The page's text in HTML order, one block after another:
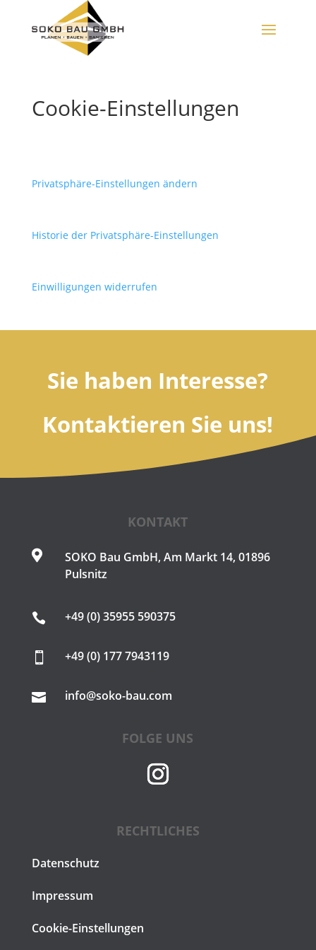
Cookie-Einstellungen
Privatsphäre-Einstellungen ändern
Historie der Privatsphäre-Einstellungen
Einwilligungen widerrufen
Sie haben Interesse?
Kontaktieren Sie uns!
KONTAKT

SOKO Bau GmbH, Am Markt 14, 01896
Pulsnitz
 +49 (0) 35955 590375
 +49 (0) 177 7943119
 info@soko-bau.com
FOLGE UNS
RECHTLICHES
Datenschutz
Impressum
Cookie-Einstellungen